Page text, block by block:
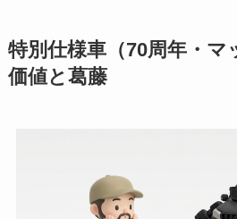
特別仕様車（70周年・
価値と葛藤